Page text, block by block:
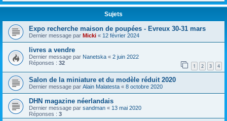
Sujets
Expo recherche maison de poupées - Evreux 30-31 mars
Dernier message par Micki « 12 février 2024
livres a vendre
Dernier message par Nanetska « 2 juin 2022
Réponses : 32 1 2 3 4
Salon de la miniature et du modèle réduit 2020
Dernier message par Alain Malatesta « 8 octobre 2020
DHN magazine néerlandais
Dernier message par sandman « 13 mai 2020
Réponses : 3